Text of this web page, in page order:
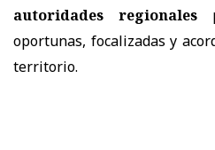
autoridades regionales
oportunas, focalizadas y
territorio.